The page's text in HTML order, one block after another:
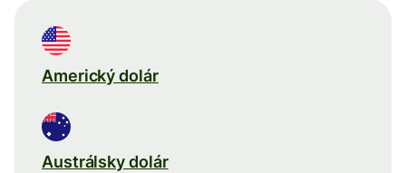
Americký dolár
Austrálsky dolár